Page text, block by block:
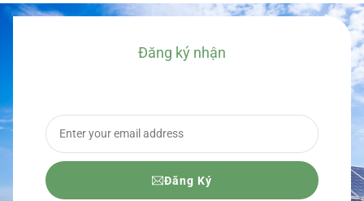
Đăng ký nhận
Đăng Ký